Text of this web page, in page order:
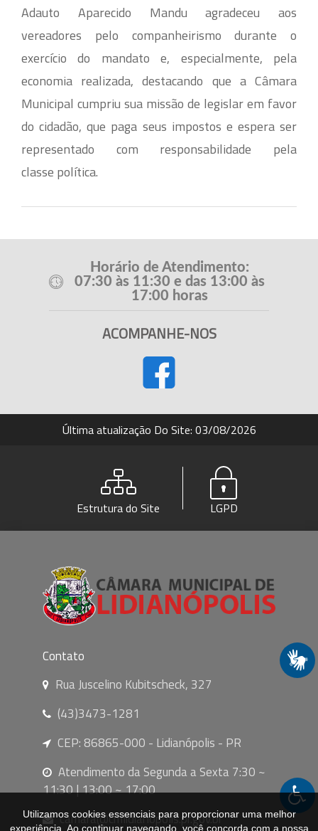
Utilizamos cookies essenciais para proporcionar uma melhor
experiência. Ao continuar navegando, você concorda com a nossa
Adauto Aparecido Mandu agradeceu aos
vereadores pelo companheirismo durante o
exercício do mandato e, especialmente, pela
economia realizada, destacando que a Câmara
Municipal cumpriu sua missão de legislar em favor
do cidadão, que paga seus impostos e espera ser
representado com responsabilidade pela
classe política.
Horário de Atendimento:
07:30 às 11:30 e das 13:00 às
17:00 horas
ACOMPANHE-NOS
Última atualização Do Site: 03/08/2026
Estrutura do Site LGPD
Contato
Rua Juscelino Kubitscheck, 327
(43)3473-1281
CEP: 86865-000 - Lidianópolis - PR
Atendimento da Segunda a Sexta 7:30 ~
11:30 | 13:00 ~ 17:00
camara@cmlidianopolis.pr.gov.br